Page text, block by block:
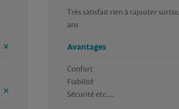
Très satisfait rien à rajouter
Avantages
Confort
Fiabilité
Sécurité etc....